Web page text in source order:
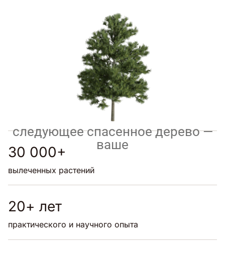
следующее спасенное дерево —
ваше
30 000+
вылеченных растений
20+ лет
практического и научного опыта